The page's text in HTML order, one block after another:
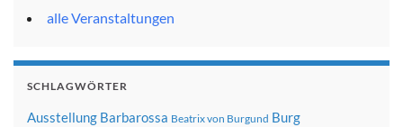
alle Veranstaltungen
SCHLAGWÖRTER
Ausstellung Barbarossa Beatrix von Burgund Burg